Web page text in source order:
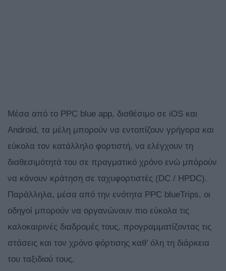
Μέσα από το PPC blue app, διαθέσιμο σε iOS και
Android, τα μέλη μπορούν να εντοπίζουν γρήγορα και
εύκολα τον κατάλληλο φορτιστή, να ελέγχουν τη
διαθεσιμότητά του σε πραγματικό χρόνο ενώ μπόρούν
να κάνουν κράτηση σε ταχυφορτιστές (DC / HPDC).
Παράλληλα, μέσα από την ενότητα PPC blueTrips, οι
οδηγοί μπορούν να οργανώνουν πιο εύκολα τις
καλοκαιρινές διαδρομές τους, προγραμματίζοντας τις
στάσεις και τον χρόνο φόρτισης καθ’ όλη τη διάρκεια
του ταξιδιού τους.